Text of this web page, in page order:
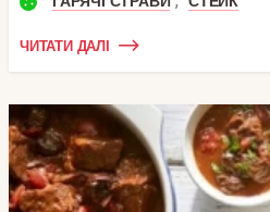
ЧИТАТИ ДАЛІ